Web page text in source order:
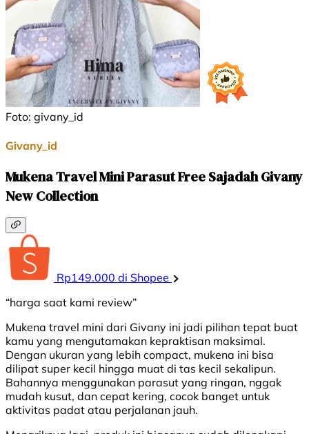
Foto: givany_id
Givany_id
Mukena Travel Mini Parasut Free Sajadah Givany
New Collection
Rp149.000 di Shopee
“harga saat kami review”
Mukena travel mini dari Givany ini jadi pilihan tepat buat
kamu yang mengutamakan kepraktisan maksimal.
Dengan ukuran yang lebih compact, mukena ini bisa
dilipat super kecil hingga muat di tas kecil sekalipun.
Bahannya menggunakan parasut yang ringan, nggak
mudah kusut, dan cepat kering, cocok banget untuk
aktivitas padat atau perjalanan jauh.